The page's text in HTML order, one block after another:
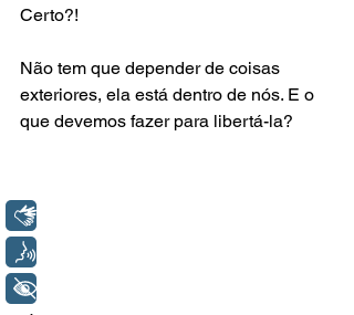
Certo?!
Não tem que depender de coisas
exteriores, ela está dentro de nós. E o
que devemos fazer para libertá-la?